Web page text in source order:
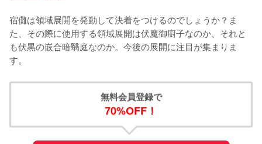
宿儺は領域展開を発動して決着をつけるのでしょうか？ま
た、その際に使用する領域展開は伏魔御廚子なのか、それと
も伏黒の嵌合暗翳庭なのか。今後の展開に注目が集まりま
す。
無料会員登録で
70%OFF！